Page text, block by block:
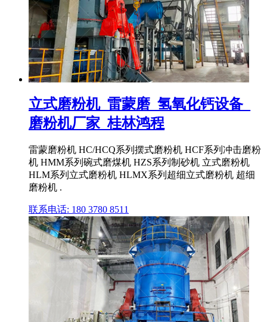
立式磨粉机_雷蒙磨_氢氧化钙设备_
磨粉机厂家_桂林鸿程
雷蒙磨粉机 HC/HCQ系列摆式磨粉机 HCF系列冲击磨粉
机 HMM系列碗式磨煤机 HZS系列制砂机 立式磨粉机
HLM系列立式磨粉机 HLMX系列超细立式磨粉机 超细
磨粉机 .
联系电话: 180 3780 8511